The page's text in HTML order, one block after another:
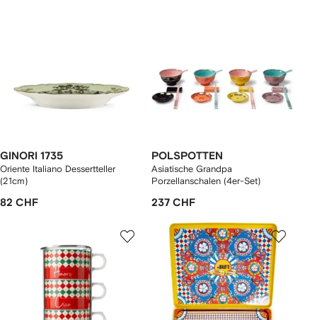
GINORI 1735
Oriente Italiano Dessertteller
(21cm)
82 CHF
POLSPOTTEN
Asiatische Grandpa
Porzellanschalen (4er-Set)
237 CHF